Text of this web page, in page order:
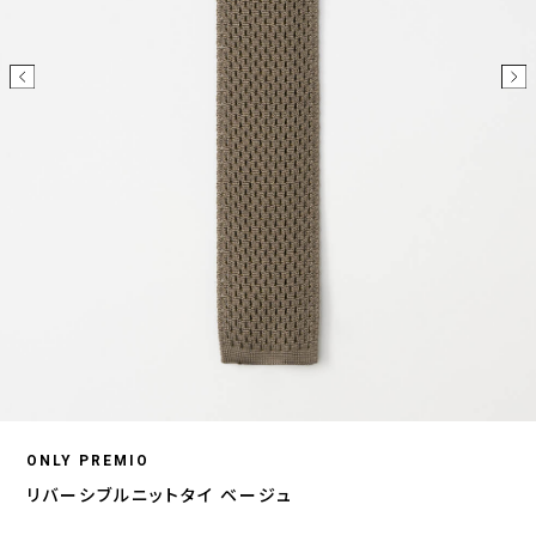
ONLY PREMIO
リバーシブルニットタイ ベージュ